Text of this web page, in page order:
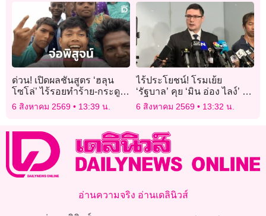
‘ปัญหามลพิษ’ในแม่น้ำ
ด่วน! เปิดผลชันสูตร ‘ฮลุน
โซโล่’ ไร้รอยทำร้าย-กระดูก
ไม่หัก คาดหัวใจล้มเหลว จ่อ
6 สิงหาคม 2569 13:39 น.
ไร้ประโยชน์! โรมเย้ย
‘รัฐบาล’ คุย ‘มิน อ่อง ไลง์’ แก้
ปัญหาชายแดน-สารพิษ
6 สิงหาคม 2569 13:32 น.
อ่านความจริง อ่านเดลินิวส์